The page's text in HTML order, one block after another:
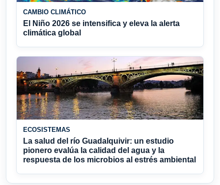
CAMBIO CLIMÁTICO
El Niño 2026 se intensifica y eleva la alerta
climática global
ECOSISTEMAS
La salud del río Guadalquivir: un estudio
pionero evalúa la calidad del agua y la
respuesta de los microbios al estrés ambiental